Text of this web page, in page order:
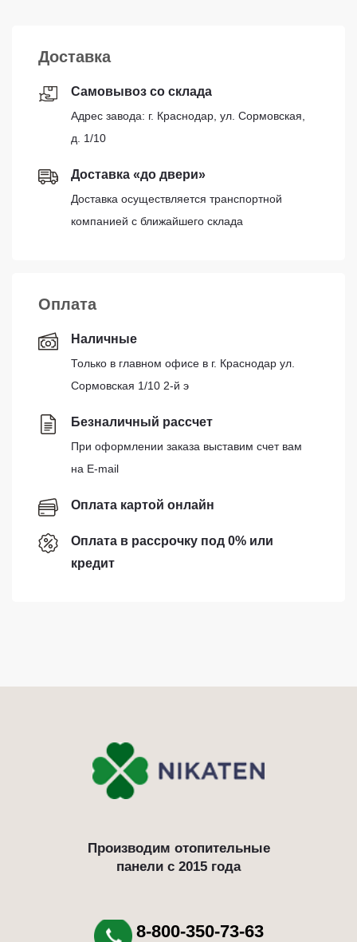
Доставка
Самовывоз со склада
Адрес завода: г. Краснодар, ул. Сормовская,
д. 1/10
Доставка «до двери»
Доставка осуществляется транспортной
компанией с ближайшего склада
Оплата
Наличные
Только в главном офисе в г. Краснодар ул.
Сормовская 1/10 2-й э
Безналичный рассчет
При оформлении заказа выставим счет вам
на E-mail
Оплата картой онлайн
Оплата в рассрочку под 0% или
кредит
Производим отопительные
панели с 2015 года
8-800-350-73-63